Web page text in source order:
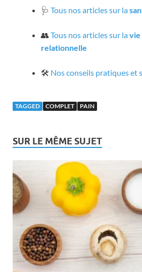
🩺 Tous nos articles sur la
👥 Tous nos articles sur lavie
relationnelle
🛠️ Nos conseils pratiques et
TAGGED COMPLET PAIN
SUR LE MÊME SUJET